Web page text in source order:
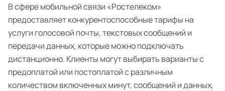
В сфере мобильной связи «Ростелеком»
предоставляет конкурентоспособные тарифы на
услуги голосовой почты, текстовых сообщений и
передачи данных, которые можно подключать
дистанционно. Клиенты могут выбирать варианты с
предоплатой или постоплатой с различным
количеством включенных минут, сообщений и данных,